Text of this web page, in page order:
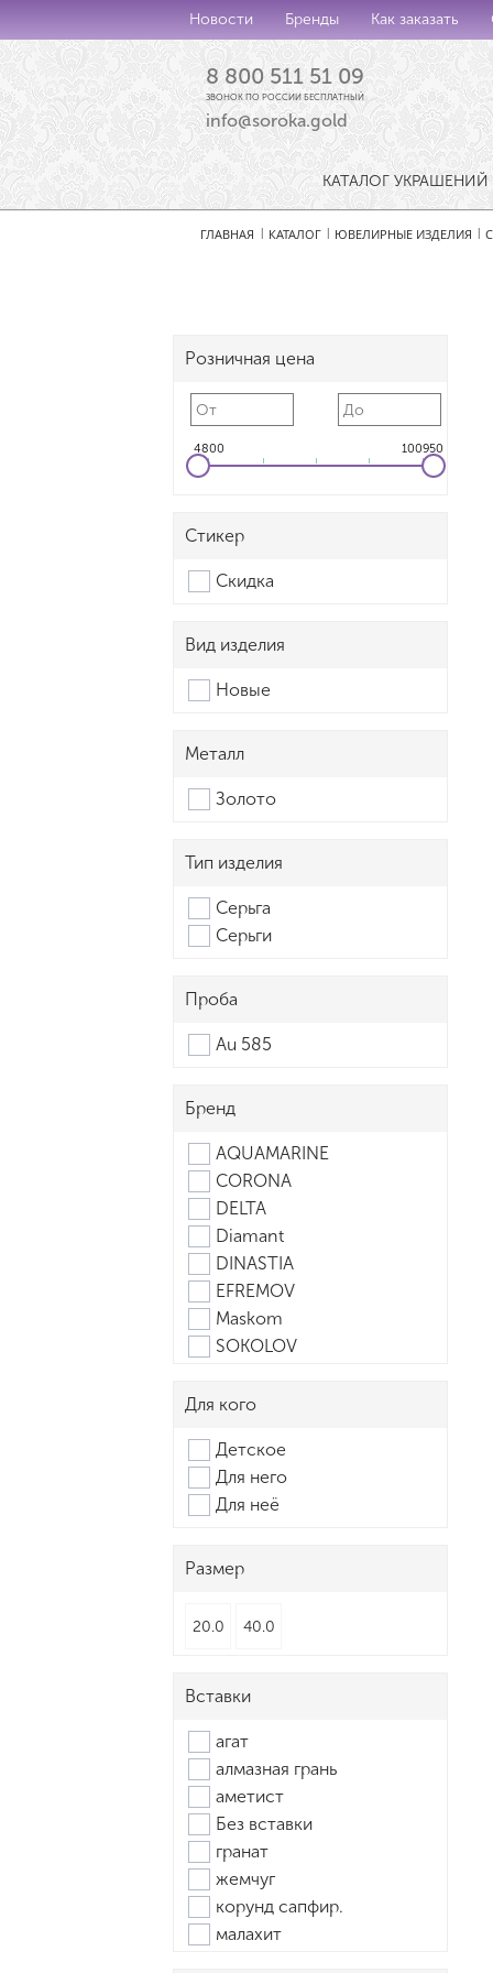
Новости Бренды Как заказать
8 800 511 51 09
ЗВОНОК ПО РОССИИ БЕСПЛАТНЫЙ
info@soroka.gold
КАТАЛОГ УКРАШЕНИЙ
ГЛАВНАЯ КАТАЛОГ ЮВЕЛИРНЫЕ ИЗДЕЛИЯ
Розничная цена
4800 100950
Стикер
Скидка
Вид изделия
Новые
Металл
Золото
Тип изделия
Серьга
Серьги
Проба
Au 585
Бренд
AQUAMARINE
CORONA
DELTA
Diamant
DINASTIA
EFREMOV
Maskom
SOKOLOV
Veronika
АЛЕКСАНДРА
АЛЕКСИ
АТОЛЛ
ЗОЛОТАЯ ЛАДЬЯ
ЗОЛОТЫЕ УЗОРЫ
САНИС
Для кого
Детское
Для него
Для неё
Размер
20.0 40.0
Вставки
агат
алмазная грань
аметист
Без вставки
гранат
жемчуг
корунд сапфир.
малахит